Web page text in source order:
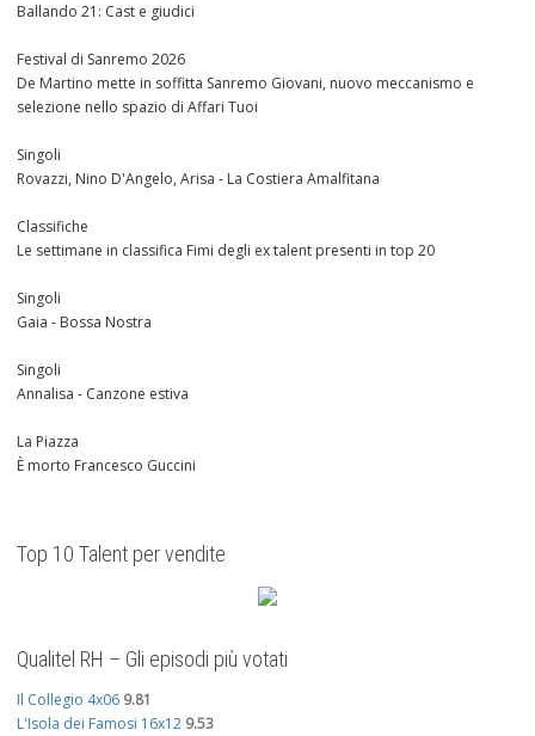
Ballando 21: Cast e giudici
Festival di Sanremo 2026
De Martino mette in soffitta Sanremo Giovani, nuovo meccanismo e
selezione nello spazio di Affari Tuoi
Singoli
Rovazzi, Nino D'Angelo, Arisa - La Costiera Amalfitana
Classifiche
Le settimane in classifica Fimi degli ex talent presenti in top 20
Singoli
Gaia - Bossa Nostra
Singoli
Annalisa - Canzone estiva
La Piazza
È morto Francesco Guccini
Top 10 Talent per vendite
Qualitel RH – Gli episodi più votati
Il Collegio 4x06 9.81
L'Isola dei Famosi 16x12 9.53